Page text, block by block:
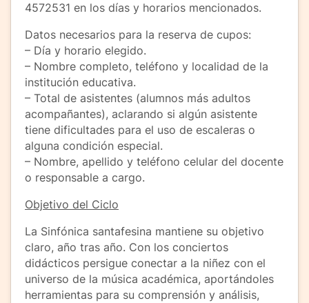
4572531 en los días y horarios mencionados.
Datos necesarios para la reserva de cupos:
– Día y horario elegido.
– Nombre completo, teléfono y localidad de la
institución educativa.
– Total de asistentes (alumnos más adultos
acompañantes), aclarando si algún asistente
tiene dificultades para el uso de escaleras o
alguna condición especial.
– Nombre, apellido y teléfono celular del docente
o responsable a cargo.
Objetivo del Ciclo
La Sinfónica santafesina mantiene su objetivo
claro, año tras año. Con los conciertos
didácticos persigue conectar a la niñez con el
universo de la música académica, aportándoles
herramientas para su comprensión y análisis,